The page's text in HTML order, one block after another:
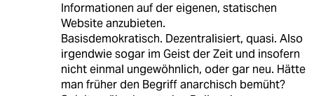
Informationen auf der eigenen, statischen
Website anzubieten.
Basisdemokratisch. Dezentralisiert, quasi. Also
irgendwie sogar im Geist der Zeit und insofern
nicht einmal ungewöhnlich, oder gar neu. Hätte
man früher den Begriff anarchisch bemüht?